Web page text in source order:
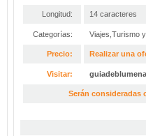
Longitud: 14 caracteres
Categorías: Viajes,Turismo
Precio: Realizar una
Visitar:
Serán consideradas